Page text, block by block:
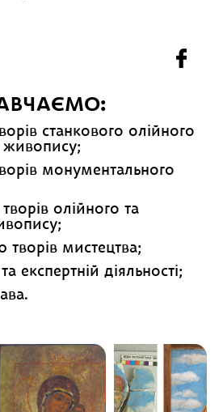
станкового олійного
живопису;
монументального
олійного та
мистецтва;
експертній діяльності;